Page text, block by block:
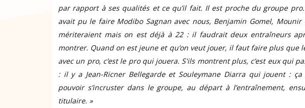
par rapport à ses qualités et ce qu’il fait. Il est proche du groupe
avait pu le faire Modibo Sagnan avec nous, Benjamin Gomel,
mériteraient mais on est déjà à 22 : il faudrait deux entraîneurs
montrer. Quand on est jeune et qu’on veut jouer, il faut faire plus que
avec un pro, c’est le pro qui jouera. S'ils montrent plus, c’est eux qui
: il y a Jean-Ricner Bellegarde et Souleymane Diarra qui jouent :
pouvoir s’incruster dans le groupe, au départ à l’entraînement,
titulaire. »